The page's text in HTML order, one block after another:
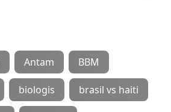
Antam BBM
biologis brasil vs haiti